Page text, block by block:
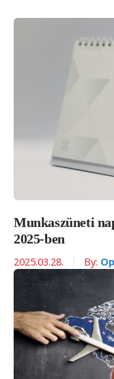
Munkaszüneti
2025-ben
2025.03.28. By: